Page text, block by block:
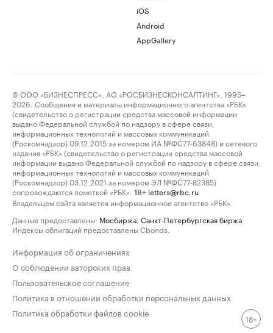
iOS
Android
AppGallery
© ООО «БИЗНЕСПРЕСС», АО «РОСБИЗНЕСКОНСАЛТИНГ», 1995–
2026. Сообщения и материалы информационного агентства «РБК»
(свидетельство о регистрации средства массовой информации
выдано Федеральной службой по надзору в сфере связи,
информационных технологий и массовых коммуникаций
(Роскомнадзор) 09.12.2015 за номером ИА №ФС77-63848) и сетевого
издания «РБК» (свидетельство о регистрации средства массовой
информации выдано Федеральной службой по надзору в сфере связи,
информационных технологий и массовых коммуникаций
(Роскомнадзор) 03.12.2021 за номером ЭЛ №ФС77-82385)
сопровождаются пометкой «РБК».
18+ letters@rbc.ru
Владельцем сайта является информационное агентство «РБК».
Данные предоставлены: Мосбиржа Санкт-Петербургская биржа
Индексы облигаций предоставлены Cbonds.
Информация об ограничениях
О соблюдении авторских прав
Пользовательское соглашение
Политика в отношении обработки персональных данных
Политика обработки файлов cookie
18+